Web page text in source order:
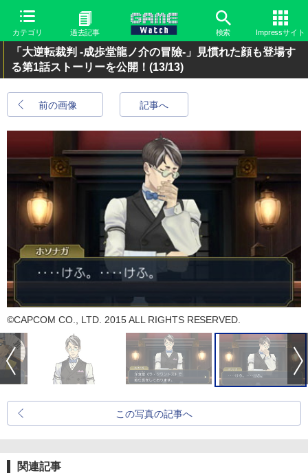
カテゴリ 過去記事 検索 Impressサイト
「大逆転裁判 -成歩堂龍ノ介の冒險-」見慣れた顔も登場す
る第1話ストーリーを公開！ (13/13)
前の画像 記事へ
©CAPCOM CO., LTD. 2015 ALL RIGHTS RESERVED.
この写真の記事へ
関連記事